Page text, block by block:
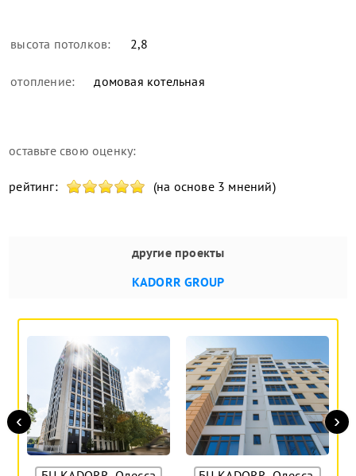
высота потолков: 2,8
отопление: домовая котельная
оставьте свою оценку:
рейтинг: (на основе 3 мнений)
другие проекты
KADORR GROUP
‹ ›